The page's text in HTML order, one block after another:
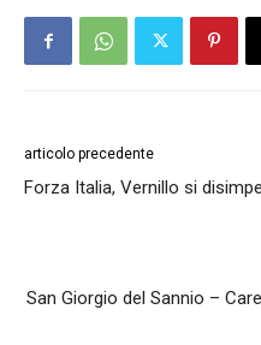
articolo precedente
Forza Italia, Vernillo si
San Giorgio del Sannio –